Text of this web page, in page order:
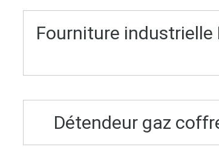
Fourniture industrielle
Détendeur gaz